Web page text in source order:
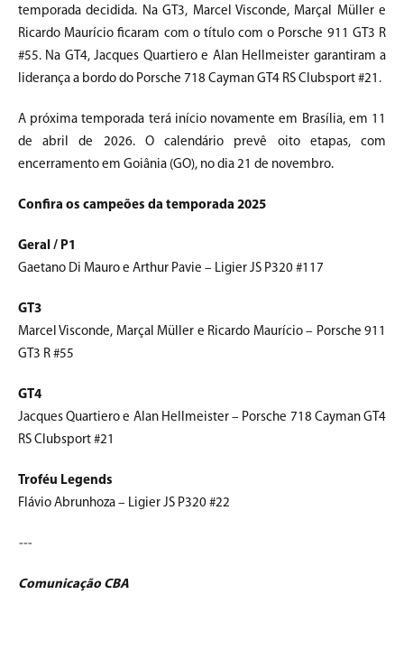
temporada decidida. Na GT3, Marcel Visconde, Marçal Müller e
Ricardo Maurício ficaram com o título com o Porsche 911 GT3 R
#55. Na GT4, Jacques Quartiero e Alan Hellmeister garantiram a
liderança a bordo do Porsche 718 Cayman GT4 RS Clubsport #21.
A próxima temporada terá início novamente em Brasília, em 11
de abril de 2026. O calendário prevê oito etapas, com
encerramento em Goiânia (GO), no dia 21 de novembro.
Confira os campeões da temporada 2025
Geral / P1
Gaetano Di Mauro e Arthur Pavie – Ligier JS P320 #117
GT3
Marcel Visconde, Marçal Müller e Ricardo Maurício – Porsche 911
GT3 R #55
GT4
Jacques Quartiero e Alan Hellmeister – Porsche 718 Cayman GT4
RS Clubsport #21
Troféu Legends
Flávio Abrunhoza – Ligier JS P320 #22
---
Comunicação CBA